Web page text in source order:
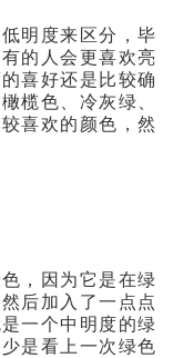
明度来区分，毕
的人会更喜欢亮
喜好还是比较确
榄色、冷灰绿、
喜欢的颜色，然
，因为它是在绿
后加入了一点点
一个中明度的绿
是看上一次绿色